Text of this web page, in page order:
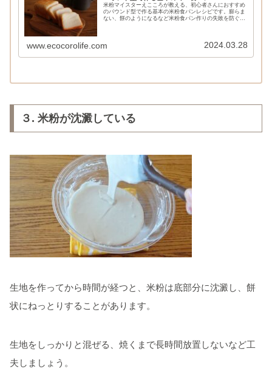
米粉マイスターえこころが教える、初心者さんにおすすめ
のパウンド型で作る基本の米粉食パンレシピです。膨らま
ない、餅のようになるなど米粉食パン作りの失敗を防ぐが
www.ecocorolife.com 2024.03.28
３. 米粉が沈澱している
生地を作ってから時間が経つと、米粉は底部分に沈澱し、餅
状にねっとりすることがあります。
生地をしっかりと混ぜる、焼くまで長時間放置しないなど工
夫しましょう。